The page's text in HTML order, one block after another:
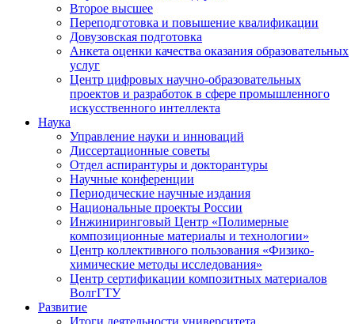
Второе высшее
Переподготовка и повышение квалификации
Довузовская подготовка
Анкета оценки качества оказания образовательных
услуг
Центр цифровых научно-образовательных
проектов и разработок в сфере промышленного
искусственного интеллекта
Наука
Управление науки и инноваций
Диссертационные советы
Отдел аспирантуры и докторантуры
Научные конференции
Периодические научные издания
Национальные проекты России
Инжиниринговый Центр «Полимерные
композиционные материалы и технологии»
Центр коллективного пользования «Физико-
химические методы исследования»
Центр сертификации композитных материалов
ВолгГТУ
Развитие
Итоги деятельности университета